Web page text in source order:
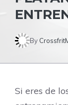
By
Si eres de